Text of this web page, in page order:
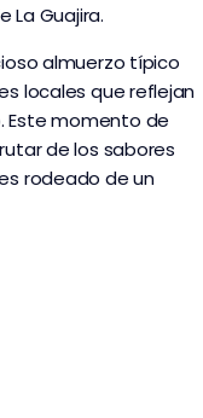
La Guajira.
almuerzo típico
locales que reflejan
Este momento de
de los sabores
rodeado de un